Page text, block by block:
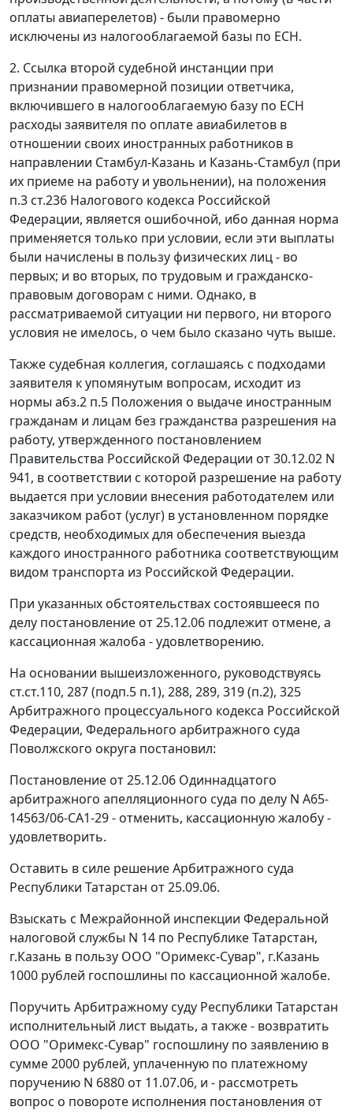
оплаты авиаперелетов) - были правомерно
исключены из налогооблагаемой базы по ЕСН.
2. Ссылка второй судебной инстанции при
признании правомерной позиции ответчика,
включившего в налогооблагаемую базу по ЕСН
расходы заявителя по оплате авиабилетов в
отношении своих иностранных работников в
направлении Стамбул-Казань и Казань-Стамбул (при
их приеме на работу и увольнении), на положения
п.3 ст.236 Налогового кодекса Российской
Федерации, является ошибочной, ибо данная норма
применяется только при условии, если эти выплаты
были начислены в пользу физических лиц - во
первых; и во вторых, по трудовым и гражданско-
правовым договорам с ними. Однако, в
рассматриваемой ситуации ни первого, ни второго
условия не имелось, о чем было сказано чуть выше.
Также судебная коллегия, соглашаясь с подходами
заявителя к упомянутым вопросам, исходит из
нормы абз.2 п.5 Положения о выдаче иностранным
гражданам и лицам без гражданства разрешения на
работу, утвержденного постановлением
Правительства Российской Федерации от 30.12.02 N
941, в соответствии с которой разрешение на работу
выдается при условии внесения работодателем или
заказчиком работ (услуг) в установленном порядке
средств, необходимых для обеспечения выезда
каждого иностранного работника соответствующим
видом транспорта из Российской Федерации.
При указанных обстоятельствах состоявшееся по
делу постановление от 25.12.06 подлежит отмене, а
кассационная жалоба - удовлетворению.
На основании вышеизложенного, руководствуясь
ст.ст.110, 287 (подп.5 п.1), 288, 289, 319 (п.2), 325
Арбитражного процессуального кодекса Российской
Федерации, Федерального арбитражного суда
Поволжского округа постановил:
Постановление от 25.12.06 Одиннадцатого
арбитражного апелляционного суда по делу N А65-
14563/06-СА1-29 - отменить, кассационную жалобу -
удовлетворить.
Оставить в силе решение Арбитражного суда
Республики Татарстан от 25.09.06.
Взыскать с Межрайонной инспекции Федеральной
налоговой службы N 14 по Республике Татарстан,
г.Казань в пользу ООО "Оримекс-Сувар", г.Казань
1000 рублей госпошлины по кассационной жалобе.
Поручить Арбитражному суду Республики Татарстан
исполнительный лист выдать, а также - возвратить
ООО "Оримекс-Сувар" госпошлину по заявлению в
сумме 2000 рублей, уплаченную по платежному
поручению N 6880 от 11.07.06, и - рассмотреть
вопрос о повороте исполнения постановления от